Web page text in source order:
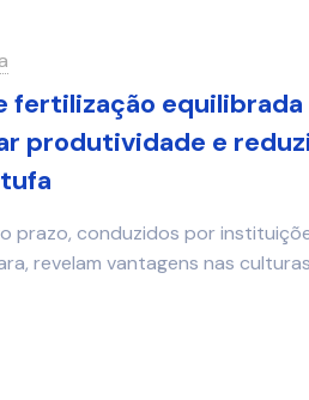
fertilização equilibrada
produtividade e
prazo, conduzidos por
revelam vantagens nas